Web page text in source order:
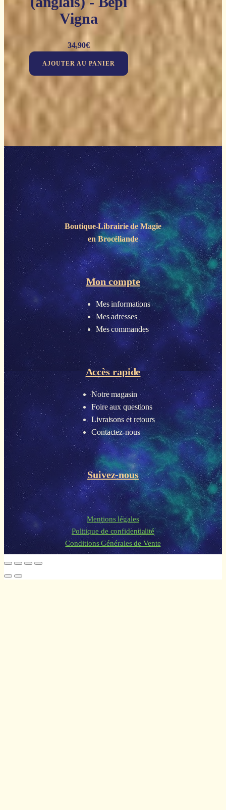
Vigna
34,90€
AJOUTER AU PANIER
Boutique-Librairie deMagie
en Brocéliande
Mon compte
Mes informations
Mes adresses
Mes commandes
Accès rapide
Notre magasin
Foire aux questions
Livraisons et retours
Contactez-nous
Suivez-nous
Mentions légales
Politique de confidentialité
Conditions Générales de Vente